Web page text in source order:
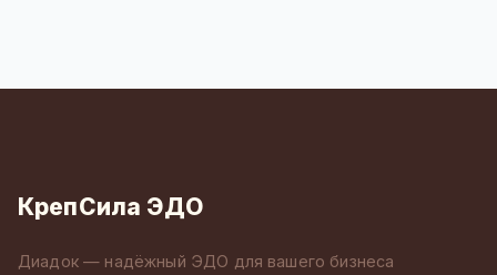
КрепСила ЭДО
Диадок — надёжный ЭДО для вашего бизнеса